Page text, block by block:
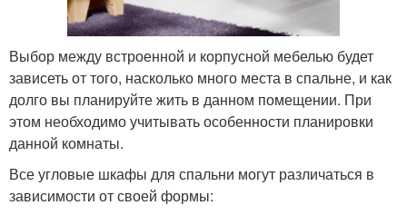
Выбор между встроенной и корпусной мебелью будет
зависеть от того, насколько много места в спальне, и как
долго вы планируйте жить в данном помещении. При
этом необходимо учитывать особенности планировки
данной комнаты.
Все угловые шкафы для спальни могут различаться в
зависимости от своей формы: